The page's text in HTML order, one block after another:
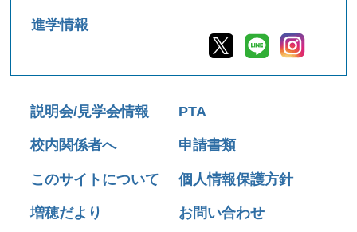
進学情報
説明会/見学会情報 PTA
校内関係者へ 申請書類
このサイトについて 個人情報保護方針
増穂だより お問い合わせ